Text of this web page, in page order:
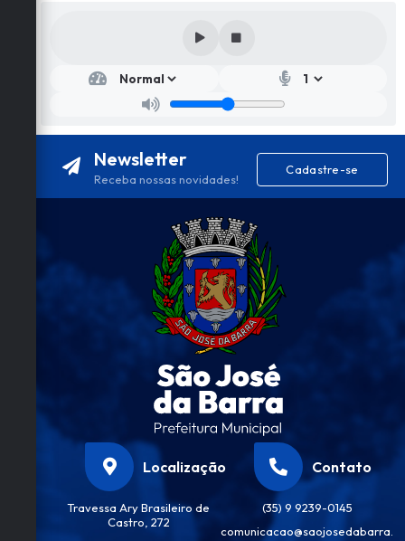
Newsletter
Receba nossas novidades!
Cadastre-se
Localização
Travessa Ary Brasileiro de
Castro, 272
Contato
(35) 9 9239-0145
comunicacao@saojosedabarra.